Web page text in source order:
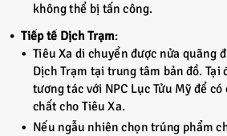
không thể bị tấn công.
Tiếp tế Dịch Trạm:
Tiêu Xa di chuyển được nửa quãng
Dịch Trạm tại trung tâm bản đồ. Tại
tương tác với NPC Lục Tửu Mỹ để
chất cho Tiêu Xa.
Nếu ngẫu nhiên chọn trúng phẩm